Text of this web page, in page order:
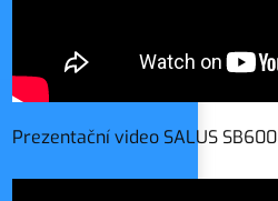
Prezentační video SALUS SB600